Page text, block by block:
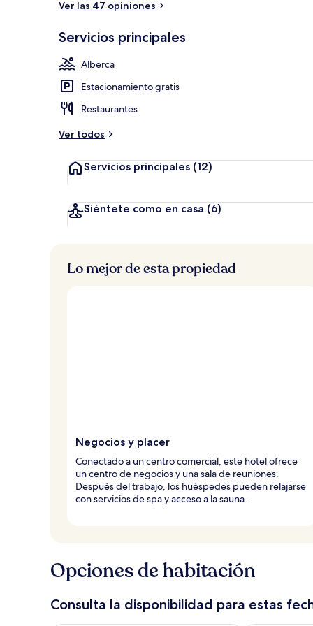
Ver las 47 opiniones
Servicios principales
Alberca
Estacionamiento gratis
Restaurantes
Ver todos
Servicios principales (12)
Siéntete como en casa (6)
Lo mejor de esta propiedad
Negocios y placer
Conectado a un centro comercial, este hotel ofrece
un centro de negocios y una sala de reuniones.
Después del trabajo, los huéspedes pueden relajarse
con servicios de spa y acceso a la sauna.
Opciones de habitación
Consulta la disponibilidad para estas